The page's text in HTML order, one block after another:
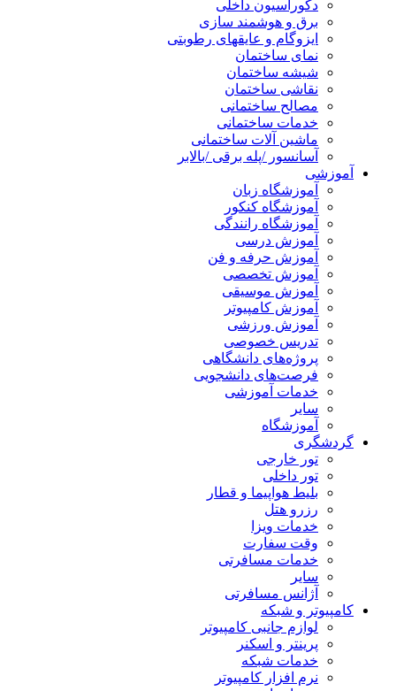
دکوراسیون داخلی
برق و هوشمند سازی
ایزوگام و عایقهای رطوبتی
نمای ساختمان
شیشه ساختمان
نقاشی ساختمان
مصالح ساختمانی
خدمات ساختمانی
ماشین آلات ساختمانی
آسانسور /پله برقی /بالابر
آموزشی
آموزشگاه زبان
آموزشگاه کنکور
آموزشگاه رانندگی
آموزش درسی
آموزش حرفه و فن
آموزش تخصصی
آموزش موسیقی
آموزش کامپیوتر
آموزش ورزشی
تدریس خصوصی
پروژه‌های دانشگاهی
فرصت‌های دانشجویی
خدمات آموزشی
سایر
آموزشگاه
گردشگری
تور خارجی
تور داخلی
بلیط هواپیما و قطار
رزرو هتل
خدمات ویزا
وقت سفارت
خدمات مسافرتی
سایر
آژانس مسافرتی
کامپیوتر و شبکه
لوازم جانبی کامپیوتر
پرینتر و اسکنر
خدمات شبکه
نرم افزار کامپیوتر